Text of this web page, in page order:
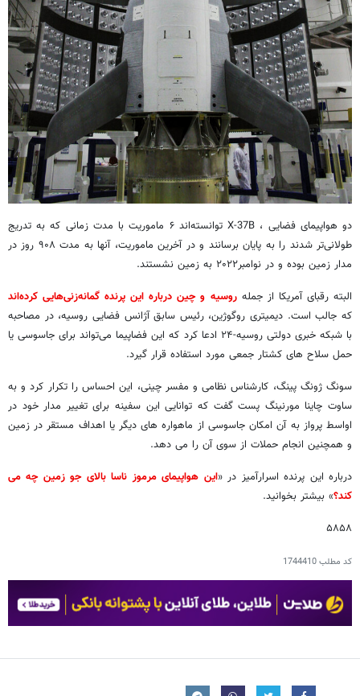
دو هواپیمای فضایی ، X-37B توانسته‌اند ۶ ماموریت با مدت زمانی که به تدریج
طولانی‌تر شدند را به پایان برسانند و در آخرین ماموریت، آنها به مدت ۹۰۸ روز در
مدار زمین بوده و در نوامبر۲۰۲۲ به زمین نشستند.
البته رقبای آمریکا از جملهروسیه و چین درباره این پرنده گمانه‌زنی‌هایی کرده‌اند
که جالب است. دیمیتری روگوژین، رئیس سابق آژانس فضایی روسیه، در مصاحبه
با شبکه خبری دولتی روسیه-۲۴ ادعا کرد که این فضاپیما می‌تواند برای جاسوسی یا
حمل سلاح های کشتار جمعی مورد استفاده قرار گیرد.
سونگ ژونگ پینگ، کارشناس نظامی و مفسر چینی، این احساس را تکرار کرد و به
ساوت چاینا مورنینگ پست گفت که توانایی این سفینه برای تغییر مدار خود در
اواسط پرواز به آن امکان جاسوسی از ماهواره های دیگر یا اهداف مستقر در زمین
و همچنین انجام حملات از سوی آن را می دهد.
درباره این پرنده اسرارآمیز در «این هواپیمای مرموز ناسا بالای جو زمین چه می
کند؟» بیشتر بخوانید.
۵۸۵۸
کد مطلب1744410